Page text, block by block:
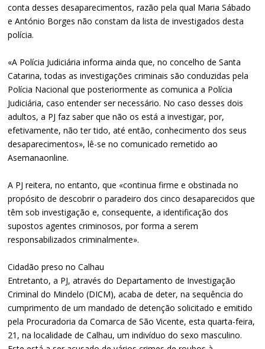
conta desses desaparecimentos, razão pela qual Maria Sábado
e António Borges não constam da lista de investigados desta
polícia.
«A Polícia Judiciária informa ainda que, no concelho de Santa
Catarina, todas as investigações criminais são conduzidas pela
Polícia Nacional que posteriormente as comunica a Polícia
Judiciária, caso entender ser necessário. No caso desses dois
adultos, a PJ faz saber que não os está a investigar, por,
efetivamente, não ter tido, até então, conhecimento dos seus
desaparecimentos», lê-se no comunicado remetido ao
Asemanaonline.
A PJ reitera, no entanto, que «continua firme e obstinada no
propósito de descobrir o paradeiro dos cinco desaparecidos que
têm sob investigação e, consequente, a identificação dos
supostos agentes criminosos, por forma a serem
responsabilizados criminalmente».
Cidadão preso no Calhau
Entretanto, a PJ, através do Departamento de Investigação
Criminal do Mindelo (DICM), acaba de deter, na sequência do
cumprimento de um mandado de detenção solicitado e emitido
pela Procuradoria da Comarca de São Vicente, esta quarta-feira,
21, na localidade de Calhau, um indivíduo do sexo masculino.